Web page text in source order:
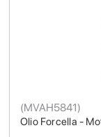
Olio Forcella -
(MVAH5841)